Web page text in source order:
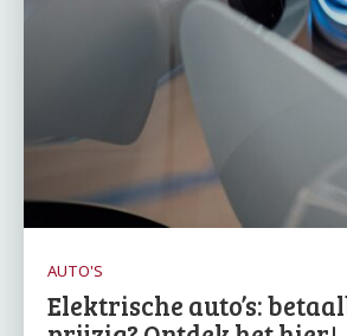
AUTO'S
Elektrische auto’s: